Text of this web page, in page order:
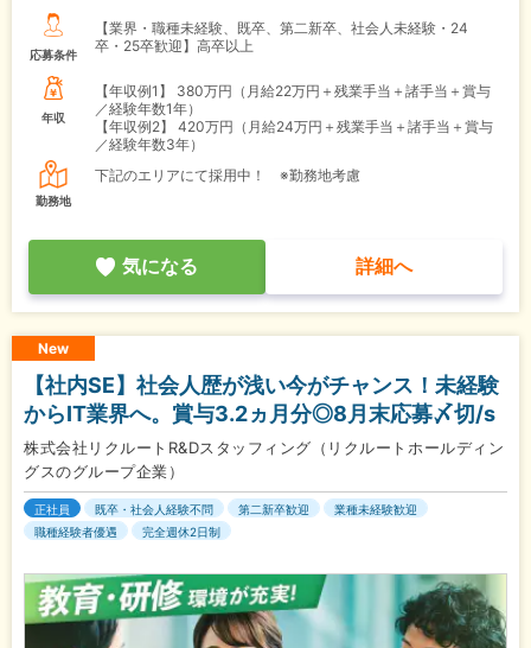
応募条件
【業界・職種未経験、既卒、第二新卒、社会人未経験・24
卒・25卒歓迎】高卒以上
年収
【年収例1】
380万円（月給22万円＋残業手当＋諸手当＋賞与
／経験年数1年）
【年収例2】
420万円（月給24万円＋残業手当＋諸手当＋賞与
／経験年数3年）
勤務地
下記のエリアにて採用中！ ※勤務地考慮
気になる 詳細へ
New
【社内SE】社会人歴が浅い今がチャンス！未経験
からIT業界へ。賞与3.2ヵ月分◎8月末応募〆切/s
株式会社リクルートR&Dスタッフィング（リクルートホールディン
グスのグループ企業）
正社員 既卒・社会人経験不問 第二新卒歓迎
業種未経験歓迎
職種経験者優遇
完全週休2日制